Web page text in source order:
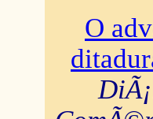
O